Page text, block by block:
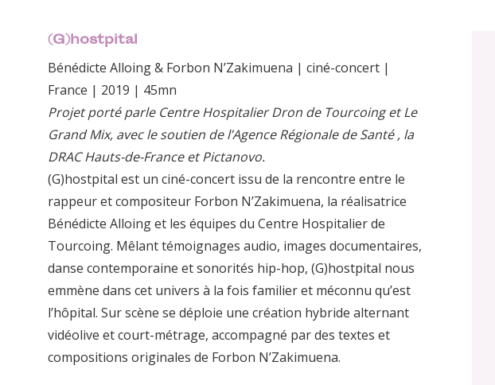
(G)hostpital
Bénédicte Alloing & Forbon N’Zakimuena | ciné-concert |
France | 2019 | 45mn
Projet porté parle Centre Hospitalier Dron de Tourcoing et Le
Grand Mix, avec le soutien de l’Agence Régionale de Santé , la
DRAC Hauts-de-France et Pictanovo.
(G)hostpital est un ciné-concert issu de la rencontre entre le
rappeur et compositeur Forbon N’Zakimuena, la réalisatrice
Bénédicte Alloing et les équipes du Centre Hospitalier de
Tourcoing. Mêlant témoignages audio, images documentaires,
danse contemporaine et sonorités hip-hop, (G)hostpital nous
emmène dans cet univers à la fois familier et méconnu qu’est
l’hôpital. Sur scène se déploie une création hybride alternant
vidéolive et court-métrage, accompagné par des textes et
compositions originales de Forbon N’Zakimuena.